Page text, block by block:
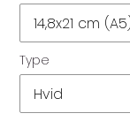
Type